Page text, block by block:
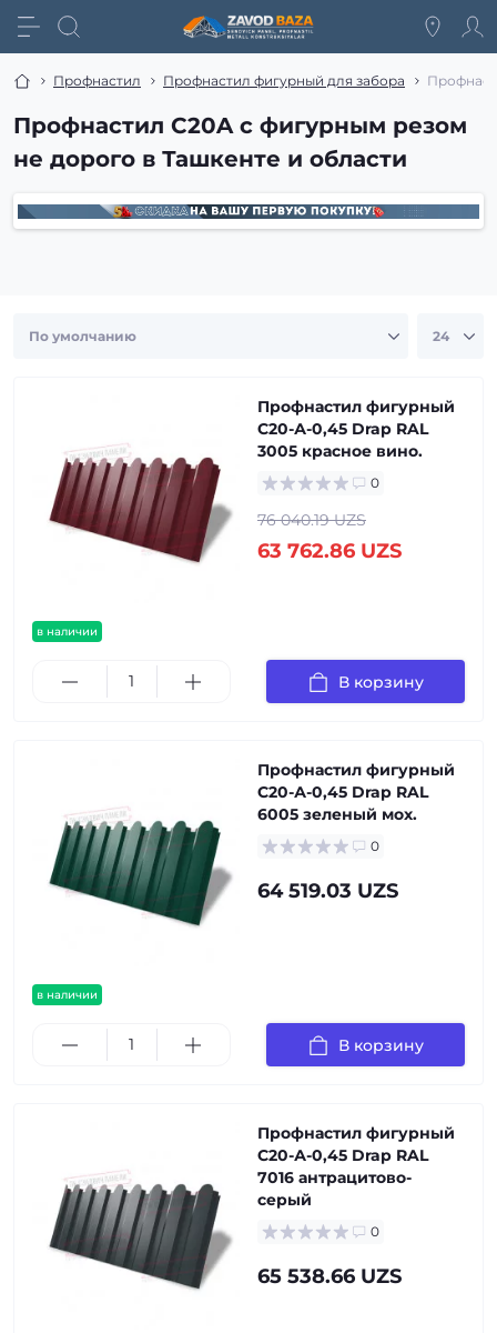
Профнастил Профнастил фигурный для забора
Профнастил С20A с фигурным резом
не дорого в Ташкенте и области
в наличии
Профнастил фигурный
С20-А-0,45 Drap RAL
3005 красное вино.
0
76 040.19 UZS
63 762.86 UZS
В корзину
в наличии
Профнастил фигурный
С20-А-0,45 Drap RAL
6005 зеленый мох.
0
64 519.03 UZS
В корзину
Профнастил фигурный
С20-А-0,45 Drap RAL
7016 антрацитово-
серый
0
65 538.66 UZS